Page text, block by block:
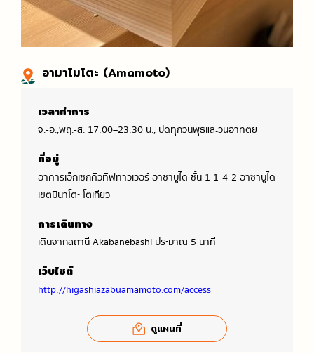
อามาโมโตะ (Amamoto)
เวลาทำการ
จ.-อ.,พฤ.-ส. 17:00–23:30 น., ปิดทุกวันพุธและวันอาทิตย์
ที่อยู่
อาคารเอ็กเซกคิวทีฟทาวเวอร์ อาซาบูได ชั้น 1 1-4-2 อาซาบูได
เขตมินาโตะ โตเกียว
การเดินทาง
เดินจากสถานี Akabanebashi ประมาณ 5 นาที
เว็บไซต์
http://higashiazabuamamoto.com/access
ดูแผนที่